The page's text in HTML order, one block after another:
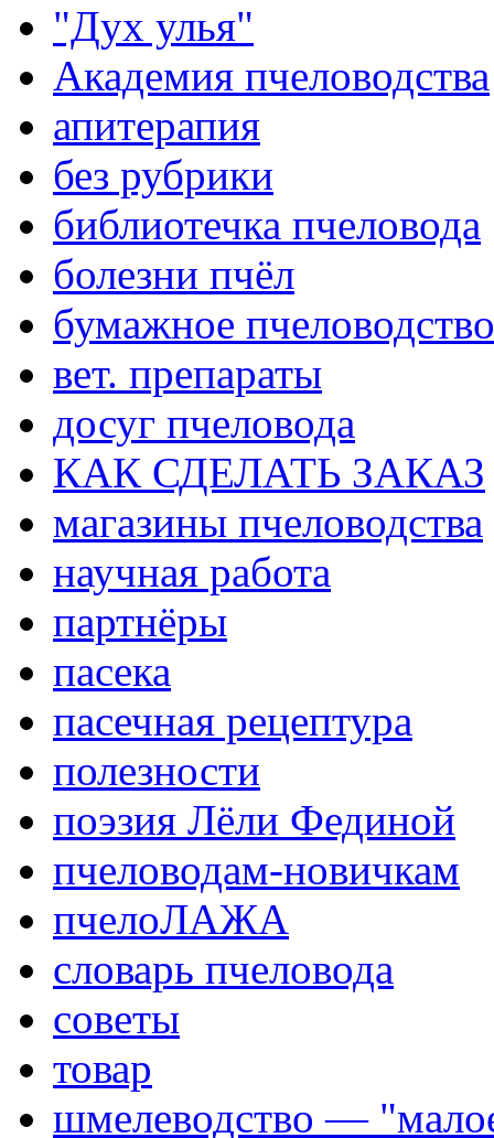
"Дух улья"
Академия пчеловодства
апитерапия
без рубрики
библиотечка пчеловода
болезни пчёл
бумажное пчеловодство
вет. препараты
досуг пчеловода
КАК СДЕЛАТЬ ЗАКАЗ
магазины пчеловодства
научная работа
партнёры
пасека
пасечная рецептура
полезности
поэзия Лёли Фединой
пчеловодам-новичкам
пчелоЛАЖА
словарь пчеловода
советы
товар
шмелеводство —